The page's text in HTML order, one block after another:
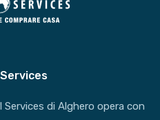
Services di Alghero opera con